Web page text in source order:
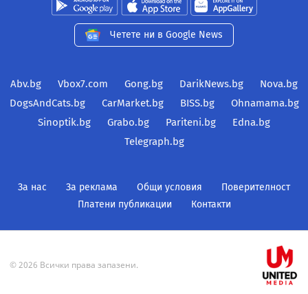
Четете ни в Google News
Abv.bg Vbox7.com Gong.bg DarikNews.bg
Nova.bg
DogsAndCats.bg
CarMarket.bg BISS.bg
Ohnamama.bg
Sinoptik.bg
Grabo.bg Pariteni.bg
Edna.bg
Telegraph.bg
За нас За реклама Общи условия
Поверителност
Платени публикации
Контакти
© 2026 Всички права запазени.